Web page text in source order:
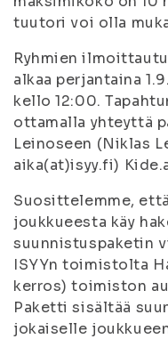
tuutori voi olla
Ryhmien
alkaa perjantaina
kello 12:00.
ottamalla yhteyttä
Leinoseen (Niklas
aika(at)isyy.fi)
Suosittelemme,
joukkueesta käy
suunnistuspaketin
ISYYn toimistolta
kerros) toimiston
Paketti sisältää
jokaiselle